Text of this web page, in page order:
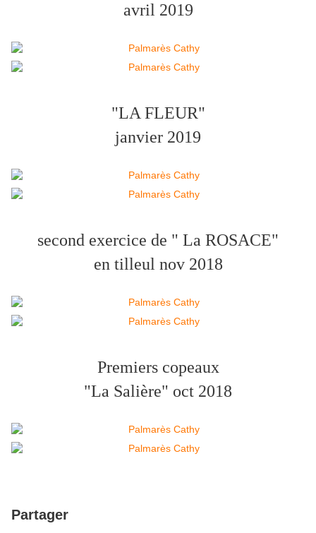
avril 2019
"LA FLEUR"
janvier 2019
second exercice de " La ROSACE"
en tilleul nov 2018
Premiers copeaux
"La Salière" oct 2018
Partager